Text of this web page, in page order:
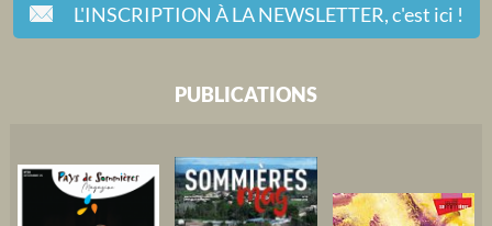
L'INSCRIPTION À LA NEWSLETTER,c'est ici !
PUBLICATIONS